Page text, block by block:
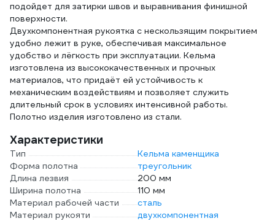
подойдет для затирки швов и выравнивания финишной
поверхности.
Двухкомпонентная рукоятка с нескользящим покрытием
удобно лежит в руке, обеспечивая максимальное
удобство и лёгкость при эксплуатации. Кельма
изготовлена из высококачественных и прочных
материалов, что придаёт ей устойчивость к
механическим воздействиям и позволяет служить
длительный срок в условиях интенсивной работы.
Полотно изделия изготовлено из стали.
Характеристики
Тип
Кельма каменщика
Форма полотна
треугольник
Длина лезвия
200 мм
Ширина полотна
110 мм
Материал рабочей части
сталь
Материал рукояти
двухкомпонентная